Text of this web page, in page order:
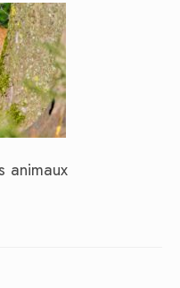
animaux